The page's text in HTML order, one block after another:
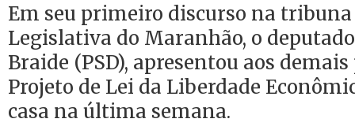
Em seu primeiro discurso na
Legislativa do Maranhão, o
Braide (PSD), apresentou aos
Projeto de Lei da Liberdade
casa na última semana.